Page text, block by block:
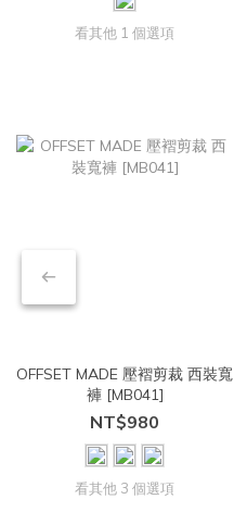
看其他 1 個選項
OFFSET MADE 壓褶剪裁 西裝寬
褲 [MB041]
NT$980
看其他 3 個選項